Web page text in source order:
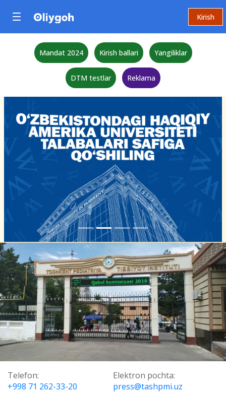
Kirish
Mandat 2024 Kirish ballari Yangiliklar
DTM testlar Reklama
Telefon:
+998 71 262-33-20
Elektron pochta:
press@tashpmi.uz